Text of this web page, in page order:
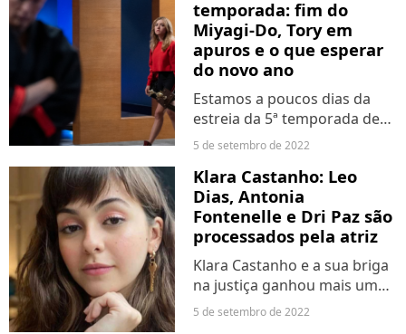
no último domingo (4). Pelo
Instagram,...
temporada: fim do
Miyagi-Do, Tory em
apuros e o que esperar
do novo ano
Estamos a poucos dias da
estreia da 5ª temporada de
"Cobra Kai" na Netflix. O
da franquia "Karatê Kid"
promete muitos
acontecimentos
bombásticos, o que pode...
5 de setembro de 2022
Klara Castanho: Leo
Dias, Antonia
Fontenelle e Dri Paz são
processados pela atriz
Klara Castanho e a sua briga
na justiça ganhou mais um
capítulo. Nesta segunda-feira
5 de setembro de 2022